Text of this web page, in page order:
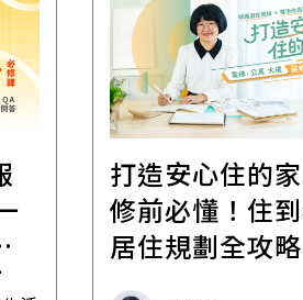
打造安心住的
修前必懂！住
居住規劃全攻略